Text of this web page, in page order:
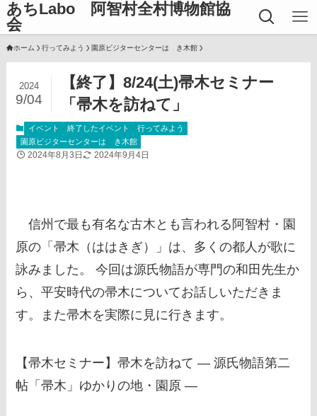
あちLabo 阿智村全村博物館協
会
ホーム 行ってみよう 園原ビジターセンターはゝき木館
【終了】8/24(土)帚木セミナー
「帚木を訪ねて」
2024
9/04
イベント 終了したイベント
行ってみよう
園原ビジターセンターはゝき木館
2024年8月3日 2024年9月4日
信州で最も有名な古木とも言われる阿智村・園
原の「帚木（ははきぎ）」は、多くの都人が歌に
詠みました。 今回は源氏物語が専門の和田先生か
ら、平安時代の帚木についてお話しいただきま
す。また帚木を実際に見に行きます。
【帚木セミナー】帚木を訪ねて ― 源氏物語第二
帖「帚木」ゆかりの地・園原 ―